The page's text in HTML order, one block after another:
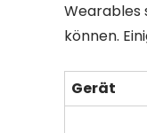
Wearables
können.
Gerät